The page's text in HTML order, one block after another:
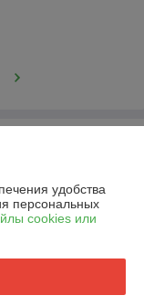
удобства
персональных
cookies или